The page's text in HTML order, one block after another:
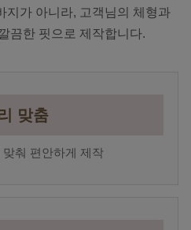
지가 아니라, 고객님의 체형과
끔한 핏으로 제작합니다.
맞춤
춰 편안하게 제작